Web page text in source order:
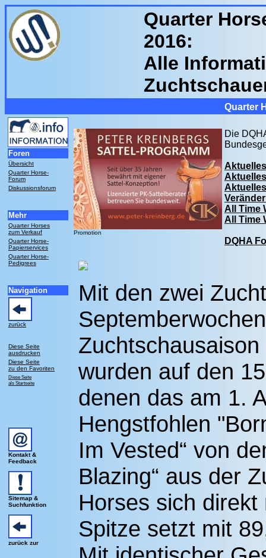
Quarter
2016:
Alle
Quarter
Foren
Übersicht
Quarter Horse-
Forum
Diskussionsforum
Mehr
Quarter Horses
zum Verkauf
Quarter Horse-
Papierservices
Quarter Horse-
Pedigrees
Navigation
zurück
Diese Seite
ausdrucken
Diese Seite
zu den Favoriten
Diese Seite
als Startseite
Kontakt &
Feedback
Sitemap &
Suchfunktion
zurück zur
Promotion
Die
All Time
All Time
DQHA
Mit den zwei
wurden auf den
denen das am 1.
Hengstfohlen
Im Vested“ von
Blazing“ aus der
Horses sich
Spitze setzt mit